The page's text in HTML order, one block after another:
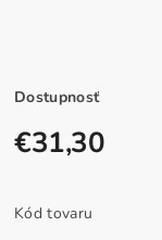
Dostupnosť
€31,30
Kód tovaru